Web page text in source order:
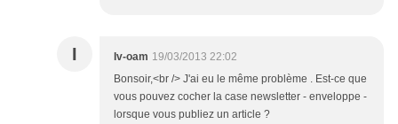
I Iv-oam 19/03/2013 22:02
Bonsoir,<br /> J'ai eu le même problème . Est-ce que
vous pouvez cocher la case newsletter - enveloppe -
lorsque vous publiez un article ?